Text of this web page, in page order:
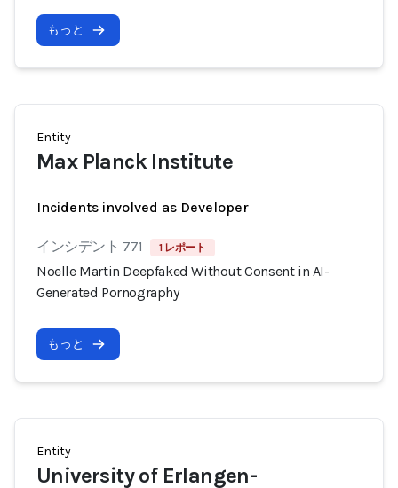
もっと
Entity
Max Planck Institute
Incidents involved as Developer
インシデント 771 1 レポート
Noelle Martin Deepfaked Without Consent in AI-
Generated Pornography
もっと
Entity
University of Erlangen-